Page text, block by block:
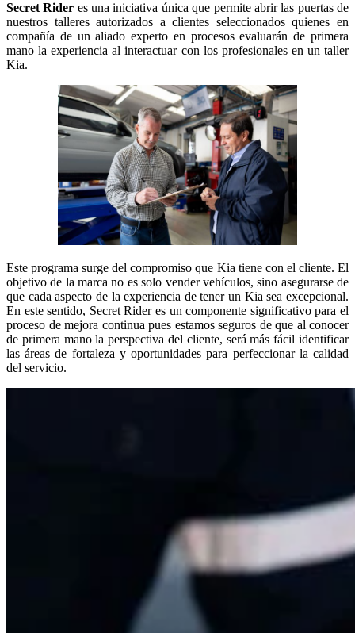
Secret Rider es una iniciativa única que permite abrir las puertas de
nuestros talleres autorizados a clientes seleccionados quienes en
compañía de un aliado experto en procesos evaluarán de primera
mano la experiencia al interactuar con los profesionales en un taller
Kia.
Este programa surge del compromiso que Kia tiene con el cliente. El
objetivo de la marca no es solo vender vehículos, sino asegurarse de
que cada aspecto de la experiencia de tener un Kia sea excepcional.
En este sentido, Secret Rider es un componente significativo para el
proceso de mejora continua pues estamos seguros de que al conocer
de primera mano la perspectiva del cliente, será más fácil identificar
las áreas de fortaleza y oportunidades para perfeccionar la calidad
del servicio.